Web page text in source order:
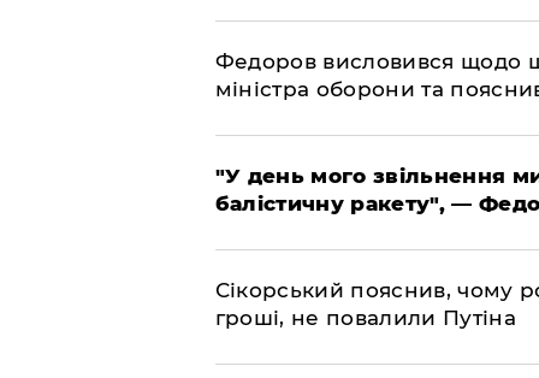
​Федоров висловився щодо
міністра оборони та
​"У день мого звільнення
балістичну ракету", —
​Сікорський пояснив, чому
гроші, не повалили Путіна